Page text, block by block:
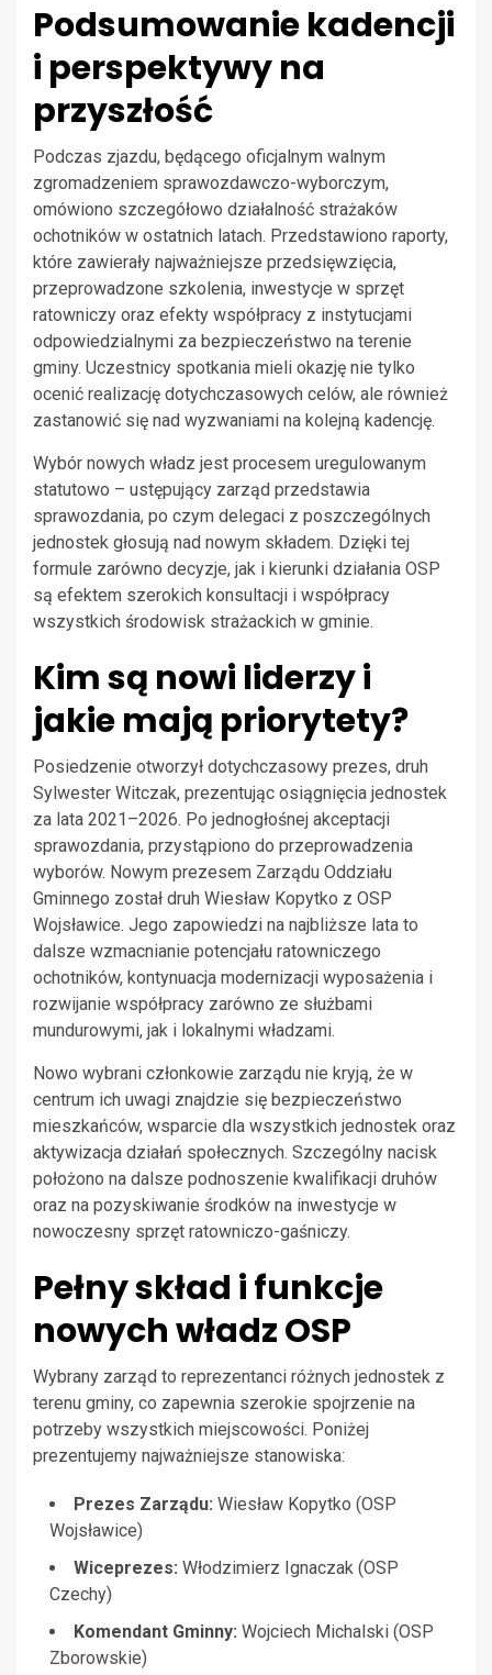
Podsumowanie kadencji
i perspektywy na
przyszłość
Podczas zjazdu, będącego oficjalnym walnym
zgromadzeniem sprawozdawczo-wyborczym,
omówiono szczegółowo działalność strażaków
ochotników w ostatnich latach. Przedstawiono raporty,
które zawierały najważniejsze przedsięwzięcia,
przeprowadzone szkolenia, inwestycje w sprzęt
ratowniczy oraz efekty współpracy z instytucjami
odpowiedzialnymi za bezpieczeństwo na terenie
gminy. Uczestnicy spotkania mieli okazję nie tylko
ocenić realizację dotychczasowych celów, ale również
zastanowić się nad wyzwaniami na kolejną kadencję.
Wybór nowych władz jest procesem uregulowanym
statutowo – ustępujący zarząd przedstawia
sprawozdania, po czym delegaci z poszczególnych
jednostek głosują nad nowym składem. Dzięki tej
formule zarówno decyzje, jak i kierunki działania OSP
są efektem szerokich konsultacji i współpracy
wszystkich środowisk strażackich w gminie.
Kim są nowi liderzy i
jakie mają priorytety?
Posiedzenie otworzył dotychczasowy prezes, druh
Sylwester Witczak, prezentując osiągnięcia jednostek
za lata 2021–2026. Po jednogłośnej akceptacji
sprawozdania, przystąpiono do przeprowadzenia
wyborów. Nowym prezesem Zarządu Oddziału
Gminnego został druh Wiesław Kopytko z OSP
Wojsławice. Jego zapowiedzi na najbliższe lata to
dalsze wzmacnianie potencjału ratowniczego
ochotników, kontynuacja modernizacji wyposażenia i
rozwijanie współpracy zarówno ze służbami
mundurowymi, jak i lokalnymi władzami.
Nowo wybrani członkowie zarządu nie kryją, że w
centrum ich uwagi znajdzie się bezpieczeństwo
mieszkańców, wsparcie dla wszystkich jednostek oraz
aktywizacja działań społecznych. Szczególny nacisk
położono na dalsze podnoszenie kwalifikacji druhów
oraz na pozyskiwanie środków na inwestycje w
nowoczesny sprzęt ratowniczo-gaśniczy.
Pełny skład i funkcje
nowych władz OSP
Wybrany zarząd to reprezentanci różnych jednostek z
terenu gminy, co zapewnia szerokie spojrzenie na
potrzeby wszystkich miejscowości. Poniżej
prezentujemy najważniejsze stanowiska:
Prezes Zarządu: Wiesław Kopytko (OSP
Wojsławice)
Wiceprezes: Włodzimierz Ignaczak (OSP
Czechy)
Komendant Gminny: Wojciech Michalski (OSP
Zborowskie)